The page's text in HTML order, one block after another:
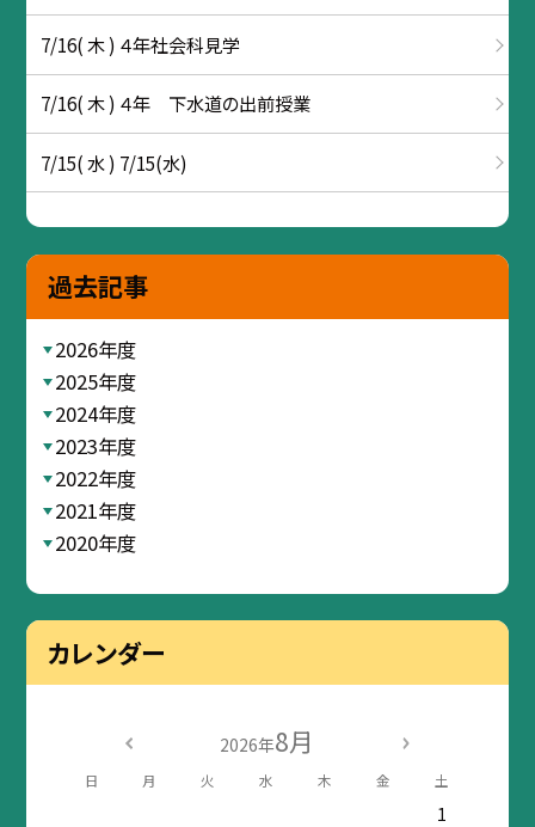
7/16( 木 ) ４年社会科見学
7/16( 木 ) ４年 下水道の出前授業
7/15( 水 ) 7/15(水)
過去記事
2026年度
2025年度
2024年度
2023年度
2022年度
2021年度
2020年度
カレンダー
2026年8月
日 月 火 水 木 金 土
1